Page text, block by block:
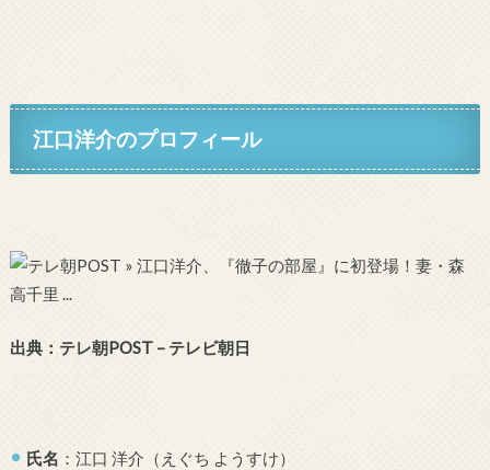
江口洋介のプロフィール
出典：テレ朝POST – テレビ朝日
氏名 ：江口 洋介（えぐち ようすけ）